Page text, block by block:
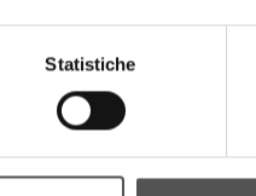
Statistiche